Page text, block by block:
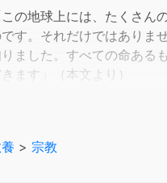
この地球上には、たくさ
す。それだけではありま
ました。すべての命ある
ます」（本文より）
教の話（行事・用語）か
> 宗教